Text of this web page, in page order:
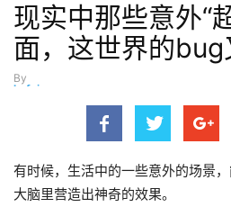
现实中那些意外“
面，这世界的bug
By
hefei
有时候，生活中的一些意外的场景
大脑里营造出神奇的效果。